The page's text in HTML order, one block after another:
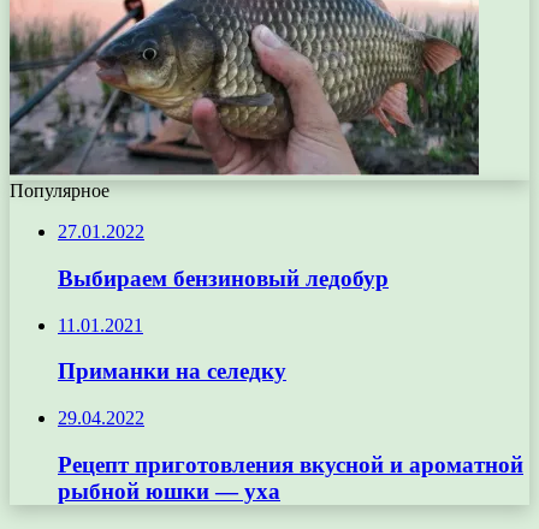
Популярное
27.01.2022
Выбираем бензиновый ледобур
11.01.2021
Приманки на селедку
29.04.2022
Рецепт приготовления вкусной и ароматной
рыбной юшки — уха